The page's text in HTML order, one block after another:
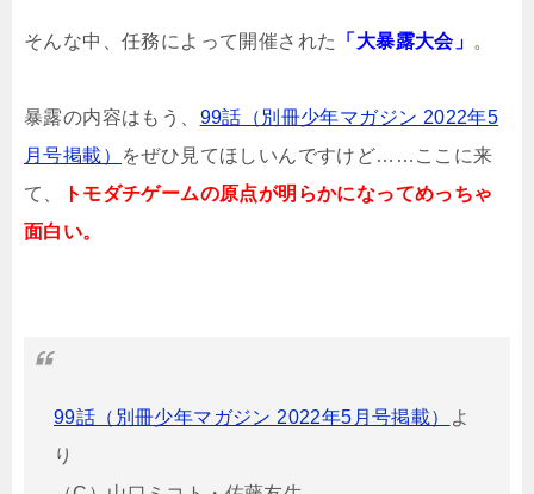
そんな中、任務によって開催された 「大暴露大会」 。
暴露の内容はもう、 99話（別冊少年マガジン 2022年5
月号掲載）
をぜひ見てほしいんですけど……ここに来
て、
トモダチゲームの原点が明らかになってめっちゃ
面白い。
99話（別冊少年マガジン 2022年5月号掲載）
よ
り